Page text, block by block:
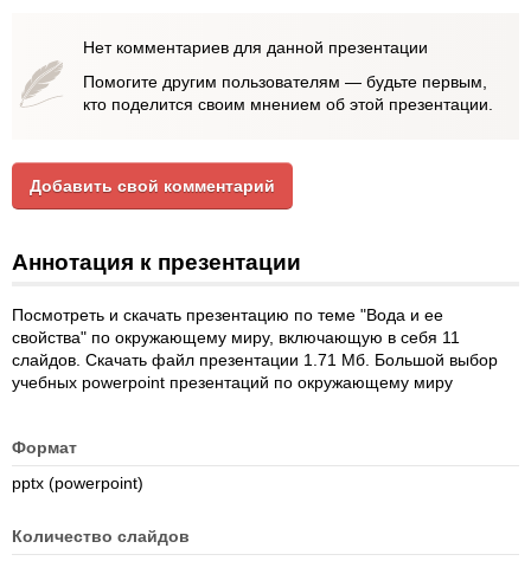
Нет комментариев для данной презентации
Помогите другим пользователям — будьте первым,
кто поделится своим мнением об этой презентации.
Добавить свой комментарий
Аннотация к презентации
Посмотреть и скачать презентацию по теме "Вода и ее
свойства" по окружающему миру, включающую в себя 11
слайдов. Скачать файл презентации 1.71 Мб. Большой выбор
учебных powerpoint презентаций по окружающему миру
Формат
pptx (powerpoint)
Количество слайдов